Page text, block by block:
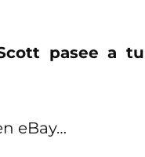
pasee a tu
eBay…